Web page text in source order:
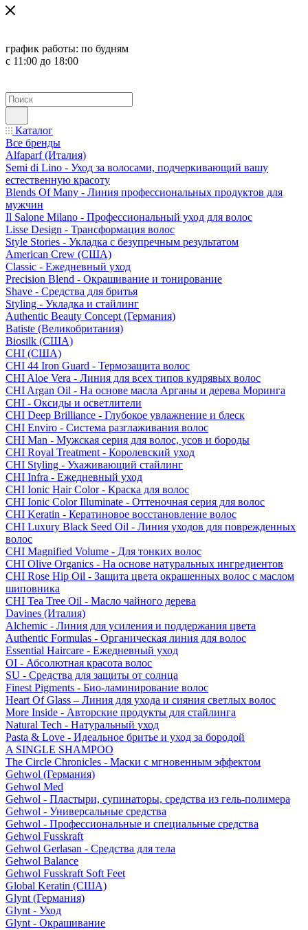
график работы: по будням
с 11:00 до 18:00
Каталог
Все бренды
Alfaparf (Италия)
Semi di Lino - Уход за волосами, подчеркивающий вашу
естественную красоту
Blends Of Many - Линия профессиональных продуктов для
мужчин
Il Salone Milano - Профессиональный уход для волос
Lisse Design - Трансформация волос
Style Stories - Укладка с безупречным результатом
American Crew (США)
Classic - Ежедневный уход
Precision Blend - Окрашивание и тонирование
Shave - Средства для бритья
Styling - Укладка и стайлинг
Authentic Beauty Concept (Германия)
Batiste (Великобритания)
Biosilk (США)
CHI (США)
CHI 44 Iron Guard - Термозащита волос
CHI Aloe Vera - Линия для всех типов кудрявых волос
CHI Argan Oil - На основе масла Арганы и дерева Моринга
CHI - Оксиды и осветлители
CHI Deep Brilliance - Глубокое увлажнение и блеск
CHI Enviro - Система разглаживания волос
CHI Man - Мужская серия для волос, усов и бороды
CHI Royal Treatment - Королевский уход
CHI Styling - Ухаживающий стайлинг
CHI Infra - Ежедневный уход
CHI Ionic Hair Color - Краска для волос
CHI Ionic Color Illuminate - Оттеночная серия для волос
CHI Keratin - Кератиновое восстановление волос
CHI Luxury Black Seed Oil - Линия уходов для поврежденных
волос
CHI Magnified Volume - Для тонких волос
CHI Olive Organics - На основе натуральных ингредиентов
CHI Rose Hip Oil - Защита цвета окрашенных волос с маслом
шиповника
CHI Tea Tree Oil - Масло чайного дерева
Davines (Италия)
Alchemic - Линия для усиления и поддержания цвета
Authentic Formulas - Органическая линия для волос
Essential Haircare - Eжедневный уход
OI - Абсолютная красота волос
SU - Средства для защиты от солнца
Finest Pigments - Био-ламинирование волос
Heart Of Glass – Линия для ухода и сияния светлых волос
More Inside - Авторские продукты для стайлинга
Natural Tech - Натуральный уход
Pasta & Love - Идеальное бритье и уход за бородой
A SINGLE SHAMPOO
The Circle Chronicles - Маски с мгновенным эффектом
Gehwol (Германия)
Gehwol Med
Gehwol - Пластыри, супинаторы, средства из гель-полимера
Gehwol - Универсальные средства
Gehwol - Профессиональные и специальные средства
Gehwol Fusskraft
Gehwol Gerlasan - Средства для тела
Gehwol Balance
Gehwol Fusskraft Soft Feet
Global Keratin (США)
Glynt (Германия)
Glynt - Уход
Glynt - Окрашивание